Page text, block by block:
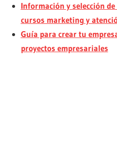
Información y selección
cursos marketing y
Guía para crear tu
proyectos empresariales